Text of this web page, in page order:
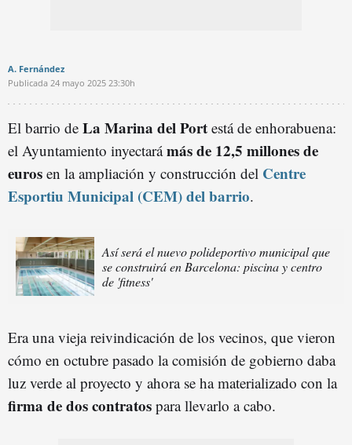
A. Fernández
Publicada 24 mayo 2025 23:30h
El barrio de La Marina del Port está de enhorabuena:
el Ayuntamiento inyectarámás de 12,5 millones de
euros en la ampliación y construcción del Centre
Esportiu Municipal (CEM) del barrio.
Así será el nuevo polideportivo municipal que
se construirá en Barcelona: piscina y centro
de 'fitness'
Era una vieja reivindicación de los vecinos, que vieron
cómo en octubre pasado la comisión de gobierno daba
luz verde al proyecto y ahora se ha materializado con la
firma de dos contratos para llevarlo a cabo.